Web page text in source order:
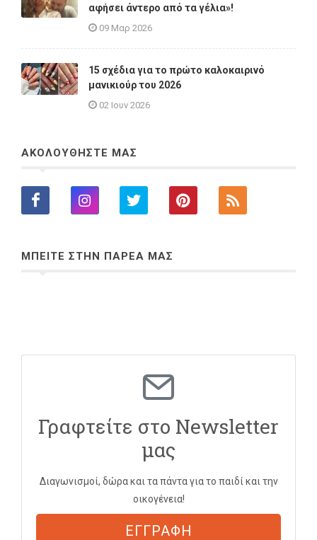
αφήσει άντερο από τα γέλια»!
09 Μαρ 2026
15 σχέδια για το πρώτο καλοκαιρινό
μανικιούρ του 2026
02 Ιουν 2026
ΑΚΟΛΟΥΘΗΣΤΕ ΜΑΣ
ΜΠΕΙΤΕ ΣΤΗΝ ΠΑΡΕΑ ΜΑΣ
Γραφτείτε στο Newsletter
μας
Διαγωνισμοί, δώρα και τα πάντα για το παιδί και την
οικογένεια!
ΕΓΓΡΑΦΗ